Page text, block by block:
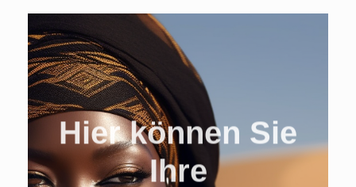
Hier können Sie
Ihre